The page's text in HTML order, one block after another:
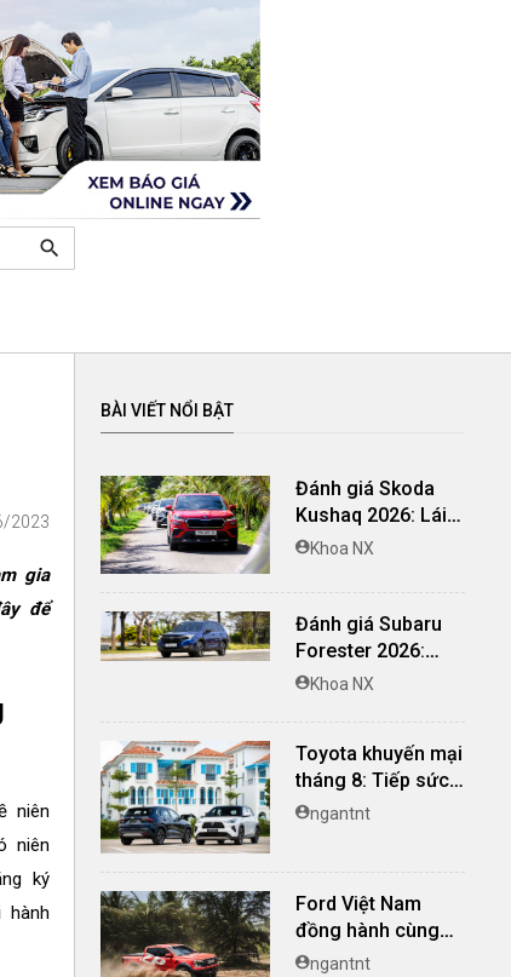
search
2023
gia
để
niên
niên
ký
BÀI VIẾT NỔI BẬT
Đánh giá Skoda
Kushaq 2026: Lái
thú vị, nhiều tiện
tranh
Khoa NX
Đánh giá Subaru
Forester 2026:
Mạnh mẽ, êm ái đi
ADAS hoàn hảo
Khoa NX
Toyota khuyến mại
tháng 8: Tiếp sức
đà tăng trưởng, tối
ngantnt
Ford Việt Nam
đồng hành cùng
Ngày hội Bán tải
ngantnt